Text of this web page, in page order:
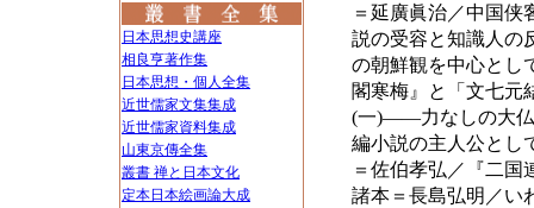
日本思想史講座
相良亨著作集
日本思想・個人全集
近世儒家文集集成
近世儒家資料集成
山東京傳全集
叢書 禅と日本文化
定本日本絵画論大成
＝延廣眞治／中国
説の受容と知識人
の朝鮮観を中心と
閣寒梅』と「文七元
(一)――力なしの大
編小説の主人公とし
＝佐伯孝弘／『二
諸本＝長島弘明／い